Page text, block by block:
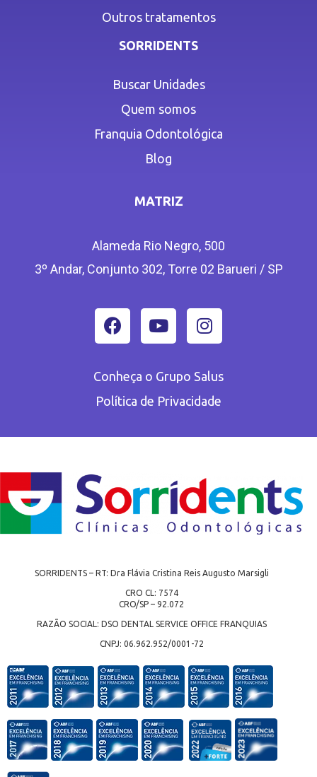
Outros tratamentos
SORRIDENTS
Buscar Unidades
Quem somos
Franquia Odontológica
Blog
MATRIZ
Alameda Rio Negro, 500
3º Andar, Conjunto 302, Torre 02 Barueri / SP
Conheça o Grupo Salus
Política de Privacidade
SORRIDENTS – RT: Dra Flávia Cristina Reis Augusto Marsigli
CRO CL: 7574
CRO/SP – 92.072
RAZÃO SOCIAL: DSO DENTAL SERVICE OFFICE FRANQUIAS
CNPJ: 06.962.952/0001-72